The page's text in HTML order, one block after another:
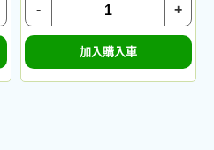
+
-
加入購入車